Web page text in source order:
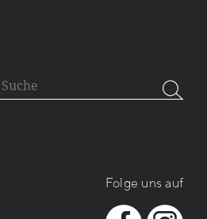
Folge uns auf